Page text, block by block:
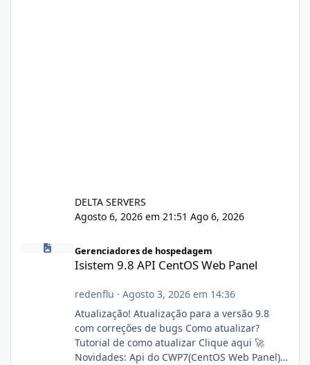
DELTA SERVERS
Agosto 6, 2026 em 21:51 Ago 6, 2026
Isistem 9.8 API CentOS Web Panel
Gerenciadores de hospedagem
Isistem 9.8 API CentOS Web Panel
redenflu · Agosto 3, 2026 em 14:36
Atualização! Atualização para a versão 9.8
com correções de bugs Como atualizar?
Tutorial de como atualizar Clique aqui 🚀
Novidades: Api do CWP7(CentOS Web Panel)